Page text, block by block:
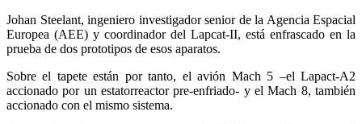
Johan Steelant, ingeniero investigador senior de la Agencia Espacial
Europea (AEE) y coordinador del Lapcat-II, está enfrascado en la
prueba de dos prototipos de esos aparatos.
Sobre el tapete están por tanto, el avión Mach 5 –el Lapact-A2
accionado por un estatorreactor pre-enfriado- y el Mach 8, también
accionado con el mismo sistema.